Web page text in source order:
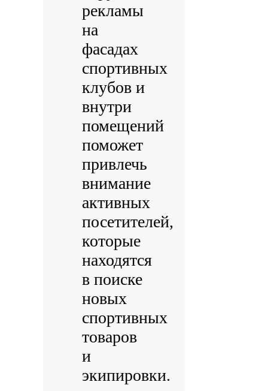
рекламы
на
фасадах
спортивных
клубов и
внутри
помещений
поможет
привлечь
внимание
активных
посетителей,
которые
находятся
в поиске
новых
спортивных
товаров
и
экипировки.